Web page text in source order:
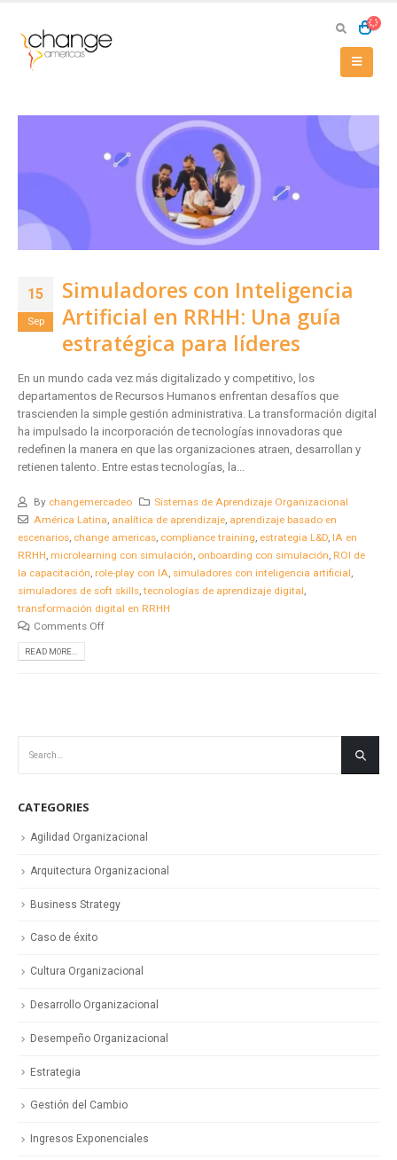
15
Sep
Simuladores con Inteligencia
Artificial en RRHH: Una guía
estratégica para líderes
En un mundo cada vez más digitalizado y competitivo, los
departamentos de Recursos Humanos enfrentan desafíos que
trascienden la simple gestión administrativa. La transformación digital
ha impulsado la incorporación de tecnologías innovadoras que
redefinen la manera en que las organizaciones atraen, desarrollan y
retienen talento. Entre estas tecnologías, la...
By changemercadeo
Sistemas de Aprendizaje Organizacional
América Latina analítica de aprendizaje, aprendizaje basado en
escenarios change americas compliance training estrategia L&D IA en
RRHH microlearning con simulación onboarding con simulación ROI de
la capacitación role-play con IA simuladores con inteligencia artificial
simuladores de soft skills ,tecnologías de aprendizaje digital
transformación digital en RRHH
Comments Off
READ MORE...
CATEGORIES
Agilidad Organizacional
Arquitectura Organizacional
Business Strategy
Caso de éxito
Cultura Organizacional
Desarrollo Organizacional
Desempeño Organizacional
Estrategia
Gestión del Cambio
Ingresos Exponenciales